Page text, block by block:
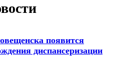
появится
диспансеризации